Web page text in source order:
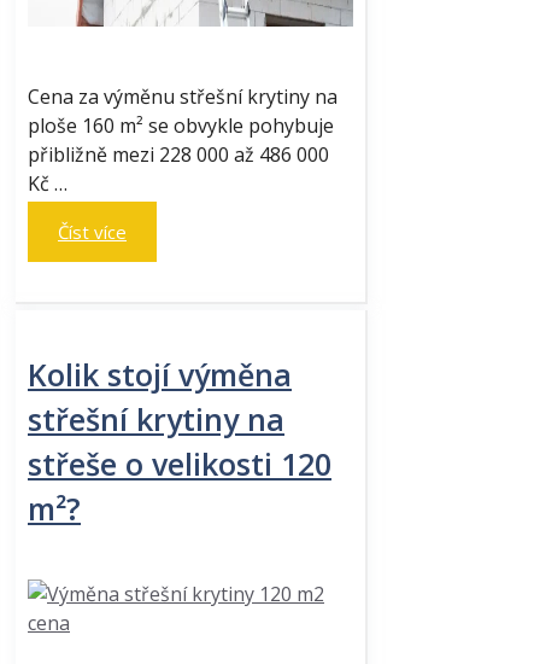
Cena za výměnu střešní krytiny na
ploše 160 m² se obvykle pohybuje
přibližně mezi 228 000 až 486 000
Kč …
Číst více
Kolik stojí výměna
střešní krytiny na
střeše o velikosti 120
m²?